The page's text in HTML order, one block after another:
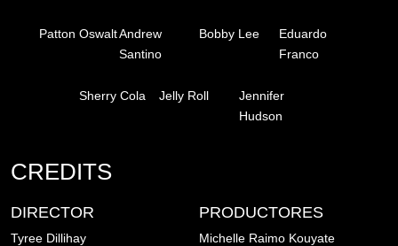
Patton OswaltAndrew
Santino
Bobby Lee
Eduardo
Franco
Sherry Cola Jelly Roll
Jennifer
Hudson
CREDITS
DIRECTOR
Tyree Dillihay
PRODUCTORES
Michelle Raimo Kouyate